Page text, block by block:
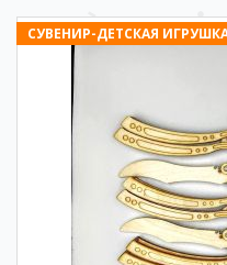
СУВЕНИР-ДЕТСКАЯ